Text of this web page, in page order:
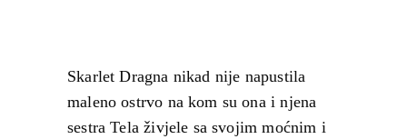
Skarlet Dragna nikad nije napustila
maleno ostrvo na kom su ona i njena
sestra Tela živjele sa svojim moćnim i